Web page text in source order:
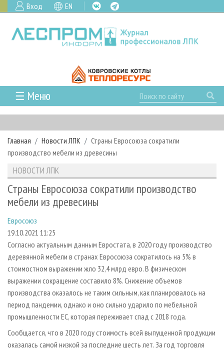
Вход EN
☰ Меню
ГЛАВНАЯ
РУБРИКИ И ТЕМЫ
РУБРИКИ ЖУРНАЛА
ЛЕСОЗАГОТОВКА
ЛЕСОПИЛЕНИЕ
СУШКА ДРЕВЕСИНЫ
ПРОИЗВОДСТВО ДРЕВЕСНЫХ ПЛИТ
ДЕРЕВЯННОЕ ДОМОСТРОЕНИЕ
ПРОИЗВОДСТВО МЕБЕЛИ
БИОЭНЕРГЕТИКА
ЦБП
ИНСТРУМЕНТ И МАТЕРИАЛЫ
НОВОСТИ
НОВОСТИ ЛПК
НОВОСТИ ЖУРНАЛА
ПРОЕКТЫ ЛПИ
АНАЛИТИКА
ПРЕДПРИЯТИЯ ЛПК
ПЕРСОНЫ
МОБИЛЬНЫЕ ВЫСТАВКИ
ОФИЦИАЛЬНЫЕ ДЕЛЕГАЦИИ
ПРИОРИТЕТНЫЕ ИНВЕСТПРОЕКТЫ
RUSSIAN FORESTRY REVIEW
ГАЗЕТА ЛЕСПРОМФОРУМ
БИБЛИОТЕКА СПЕЦИАЛИСТА
АРХИВ ЖУРНАЛОВ
О ЖУРНАЛЕ
КОНТАКТЫ
РЕКЛАМОДАТЕЛЯМ
РЕКЛАМА
РЕКЛАМА НА САЙТЕ
Главная Новости ЛПК
Страны Евросоюза сократили
производство мебели из древесины
НОВОСТИ ЛПК
Страны Евросоюза сократили производство
мебели из древесины
Евросоюз
19.10.2021 11:25
Согласно актуальным данным Евростата, в 2020 году производство
деревянной мебели в странах Евросоюза сократилось на 5% в
стоимостном выражении жло 32,4 млрд евро. В физическом
выражении сокращение составило 8%. Снижение объемов
производства оказалось не таким сильным, как планировалось на
период пандемии, однако и оно сильно ударило по мебельной
промышленности ЕС, которая переживает спад с 2018 года.
Сообщается, что в 2020 году стоимость всей выпущенной продукции
оказалась самой низкой за последние шесть лет. За год торговля